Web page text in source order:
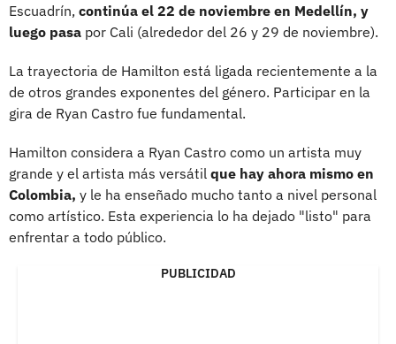
Escuadrín, continúa el 22 de noviembre en Medellín, y
luego pasa por Cali (alrededor del 26 y 29 de noviembre).
La trayectoria de Hamilton está ligada recientemente a la
de otros grandes exponentes del género. Participar en la
gira de Ryan Castro fue fundamental.
Hamilton considera a Ryan Castro como un artista muy
grande y el artista más versátil que hay ahora mismo en
Colombia, y le ha enseñado mucho tanto a nivel personal
como artístico. Esta experiencia lo ha dejado "listo" para
enfrentar a todo público.
PUBLICIDAD